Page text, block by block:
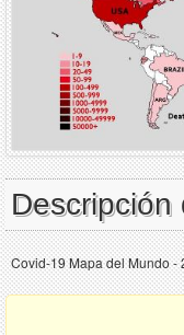
Covid-19 Mapa del Mundo -